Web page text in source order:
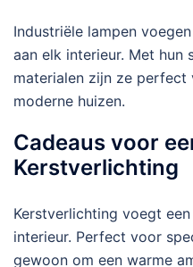
Industriële lampen
aan elk interieur. Met hun
materialen zijn ze
moderne huizen.
Cadeaus voor
Kerstverlichting
Kerstverlichting voegt
interieur. Perfect voor
gewoon om een warme